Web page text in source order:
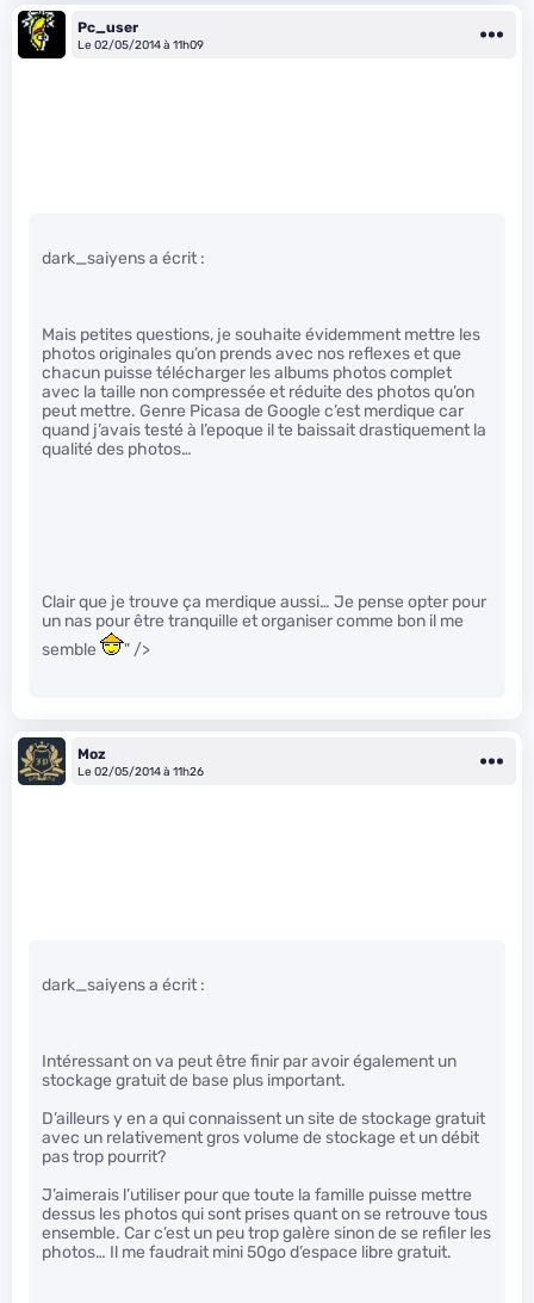
Pc_user
Le 02/05/2014 à 11h09
dark_saiyens a écrit :
Mais petites questions, je souhaite évidemment mettre les
photos originales qu’on prends avec nos reflexes et que
chacun puisse télécharger les albums photos complet
avec la taille non compressée et réduite des photos qu’on
peut mettre. Genre Picasa de Google c’est merdique car
quand j’avais testé à l’epoque il te baissait drastiquement la
qualité des photos…
Clair que je trouve ça merdique aussi… Je pense opter pour
un nas pour être tranquille et organiser comme bon il me
semble
" />
Moz
Le 02/05/2014 à 11h26
dark_saiyens a écrit :
Intéressant on va peut être finir par avoir également un
stockage gratuit de base plus important.
D’ailleurs y en a qui connaissent un site de stockage gratuit
avec un relativement gros volume de stockage et un débit
pas trop pourrit?
J’aimerais l’utiliser pour que toute la famille puisse mettre
dessus les photos qui sont prises quant on se retrouve tous
ensemble. Car c’est un peu trop galère sinon de se refiler les
photos… Il me faudrait mini 50go d’espace libre gratuit.